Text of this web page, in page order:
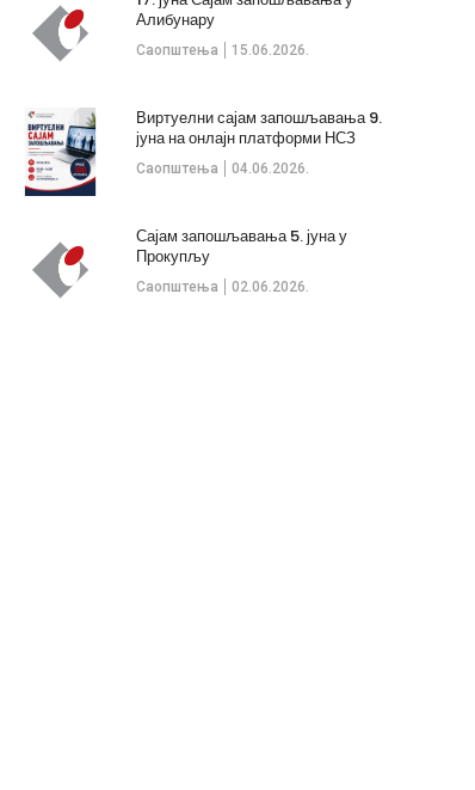
Саопштења 15.06.2026.
Алибунару
Саопштења 04.06.2026.
Виртуелни сајам запошљавања 9.
јуна на онлајн платформи НСЗ
Саопштења 02.06.2026.
Сајам запошљавања 5. јуна у
Прокупљу